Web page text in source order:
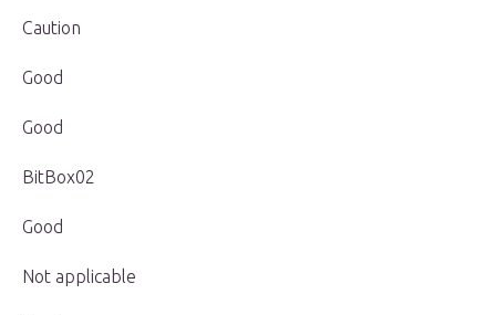
Caution
Good
Good
BitBox02
Good
Not applicable